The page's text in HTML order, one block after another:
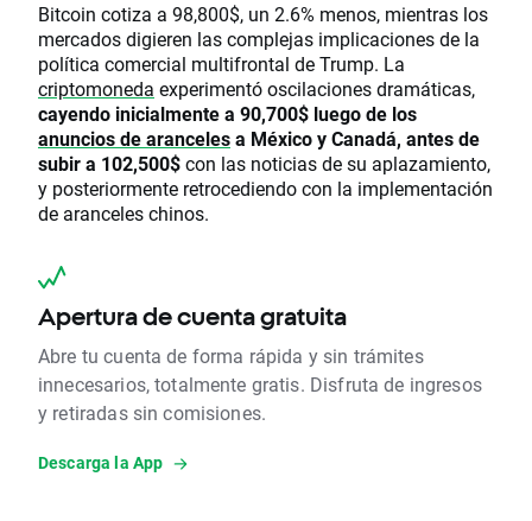
Bitcoin cotiza a 98,800$, un 2.6% menos, mientras los
mercados digieren las complejas implicaciones de la
política comercial multifrontal de Trump. La
criptomoneda experimentó oscilaciones dramáticas,
cayendo inicialmente a 90,700$ luego de los
anuncios de arancelesa México y Canadá, antes de
subir a 102,500$con las noticias de su aplazamiento,
y posteriormente retrocediendo con la implementación
de aranceles chinos.
Apertura de cuenta gratuita
Abre tu cuenta de forma rápida y sin trámites
innecesarios, totalmente gratis. Disfruta de ingresos
y retiradas sin comisiones.
Descarga la App